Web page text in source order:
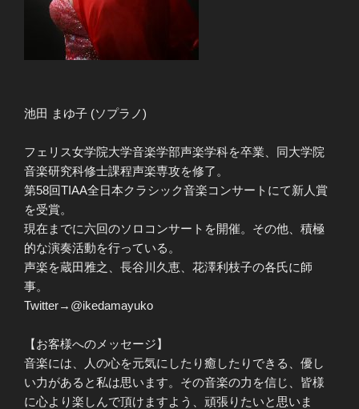
池田 まゆ子 (ソプラノ)
フェリス女学院大学音楽学部声楽学科を卒業、同大学院
音楽研究科修士課程声楽専攻を修了。
第58回TIAA全日本クラシック音楽コンサートにて新人賞
を受賞。
現在までに六回のソロコンサートを開催。その他、積極
的な演奏活動を行っている。
声楽を蔵田雅之、長谷川久恵、花澤利枝子の各氏に師
事。
Twitter→@ikedamayuko
【お客様へのメッセージ】
音楽には、人の心を元気にしたり癒したりできる、優し
い力があると私は思います。その音楽の力を信じ、皆様
に心より楽しんで頂けますよう、頑張りたいと思いま